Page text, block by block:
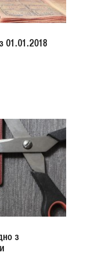
01.01.2018
з